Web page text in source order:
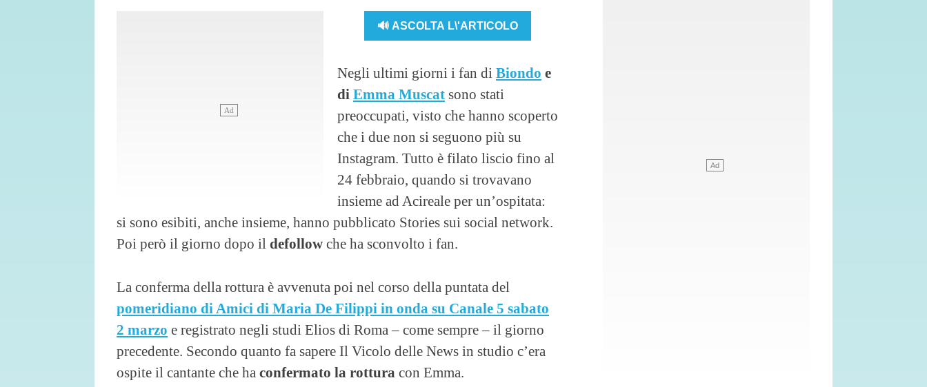
🔊 ASCOLTA L\'ARTICOLO
Negli ultimi giorni i fan di Biondo e
di Emma Muscat sono stati
preoccupati, visto che hanno scoperto
che i due non si seguono più su
Instagram. Tutto è filato liscio fino al
24 febbraio, quando si trovavano
insieme ad Acireale per un’ospitata:
si sono esibiti, anche insieme, hanno pubblicato Stories sui social network.
Poi però il giorno dopo il defollow che ha sconvolto i fan.
La conferma della rottura è avvenuta poi nel corso della puntata del
pomeridiano di Amici di Maria De Filippi in onda su Canale 5 sabato
2 marzo e registrato negli studi Elios di Roma – come sempre – il giorno
precedente. Secondo quanto fa sapere Il Vicolo delle News in studio c’era
ospite il cantante che ha confermato la rottura con Emma.